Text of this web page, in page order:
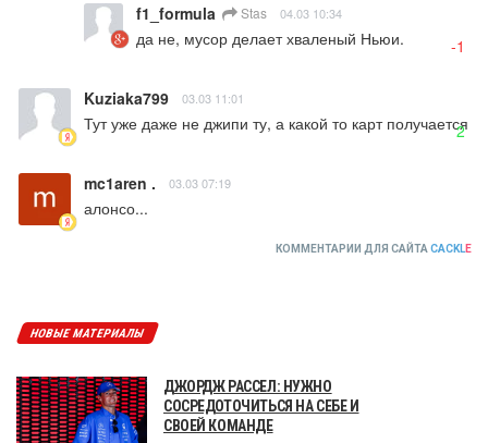
f1_formula Stas 04.03 10:34
да не, мусор делает хваленый Ньюи. -1
Kuziaka799 03.03 11:01
Тут уже даже не джипи ту, а какой то карт получается
2
mc1aren . 03.03 07:19
алонсо...
КОММЕНТАРИИ ДЛЯ САЙТА CACKLE
НОВЫЕ МАТЕРИАЛЫ
ДЖОРДЖ РАССЕЛ: НУЖНО
СОСРЕДОТОЧИТЬСЯ НА СЕБЕ И
СВОЕЙ КОМАНДЕ